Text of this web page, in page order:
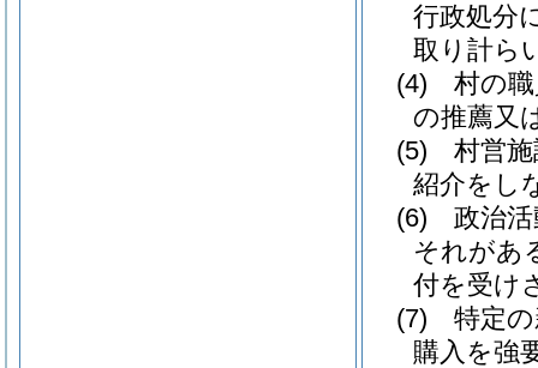
行政処分
取り計ら
(4)
村の
の推薦又
(5)
村営
紹介をし
(6)
政治
それがあ
付を受け
(7)
特定
購入を強